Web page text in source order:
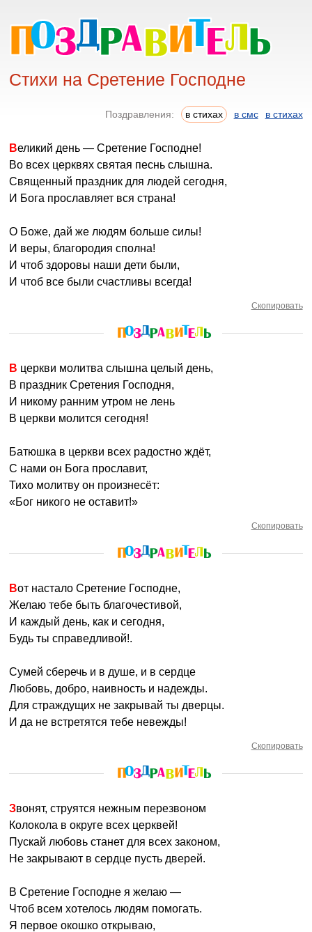
Стихи на Сретение Господне
Поздравления: в стихах в смс в стихах
Великий день — Сретение Господне!
Во всех церквях святая песнь слышна.
Священный праздник для людей сегодня,
И Бога прославляет вся страна!
О Боже, дай же людям больше силы!
И веры, благородия сполна!
И чтоб здоровы наши дети были,
И чтоб все были счастливы всегда!
Скопировать
В церкви молитва слышна целый день,
В праздник Сретения Господня,
И никому ранним утром не лень
В церкви молится сегодня!
Батюшка в церкви всех радостно ждёт,
С нами он Бога прославит,
Тихо молитву он произнесёт:
«Бог никого не оставит!»
Скопировать
Вот настало Сретение Господне,
Желаю тебе быть благочестивой,
И каждый день, как и сегодня,
Будь ты справедливой!.
Сумей сберечь и в душе, и в сердце
Любовь, добро, наивность и надежды.
Для страждущих не закрывай ты дверцы.
И да не встретятся тебе невежды!
Скопировать
Звонят, струятся нежным перезвоном
Колокола в округе всех церквей!
Пускай любовь станет для всех законом,
Не закрывают в сердце пусть дверей.
В Сретение Господне я желаю —
Чтоб всем хотелось людям помогать.
Я первое окошко открываю,